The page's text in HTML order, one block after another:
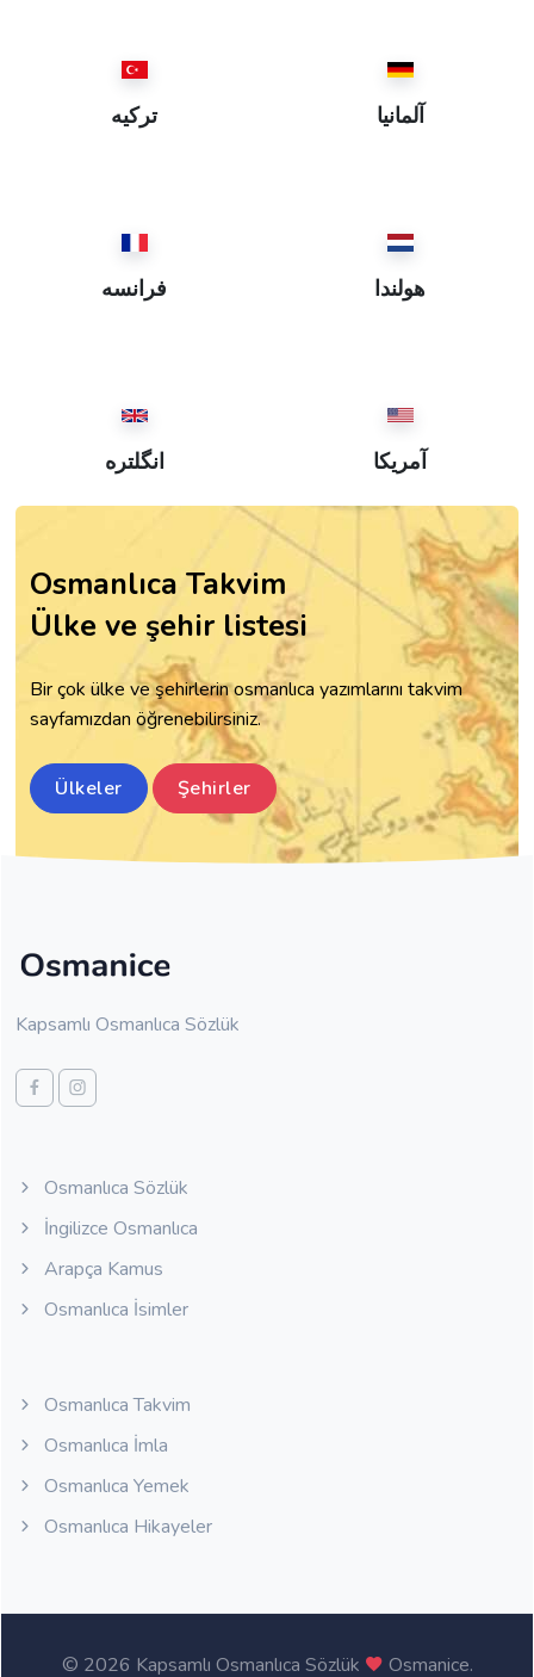
ترکیه آلمانيا
فرانسه هولندا
انگلتره آمریکا
Osmanlıca Takvim
Ülke ve şehir listesi
Bir çok ülke ve şehirlerin osmanlıca yazımlarını takvim
sayfamızdan öğrenebilirsiniz.
Ülkeler Şehirler
Kapsamlı Osmanlıca Sözlük
Osmanlıca Sözlük
İngilizce Osmanlıca
Arapça Kamus
Osmanlıca İsimler
Osmanlıca Takvim
Osmanlıca İmla
Osmanlıca Yemek
Osmanlıca Hikayeler
© 2026 Kapsamlı Osmanlıca Sözlük Osmanice.